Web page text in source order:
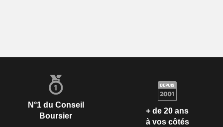
N°1 du Conseil
Boursier
+ de 20 ans
à vos côtés